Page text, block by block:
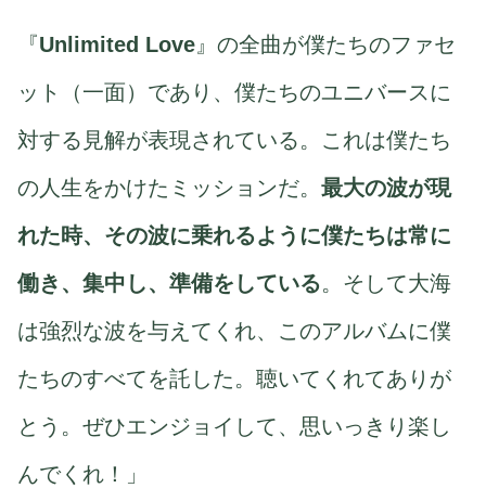
『Unlimited Love』の全曲が僕たちのファセ
ット（一面）であり、僕たちのユニバースに
対する見解が表現されている。これは僕たち
の人生をかけたミッションだ。 最大の波が現
れた時、その波に乗れるように僕たちは常に
働き、集中し、準備をしている。そして大海
は強烈な波を与えてくれ、このアルバムに僕
たちのすべてを託した。聴いてくれてありが
とう。ぜひエンジョイして、思いっきり楽し
んでくれ！」